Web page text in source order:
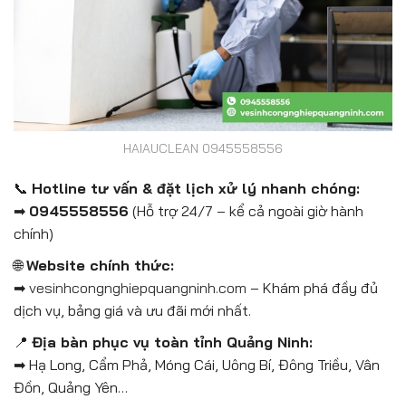
HAIAUCLEAN 0945558556
📞 Hotline tư vấn & đặt lịch xử lý nhanh chóng:
➡ 0945558556 (Hỗ trợ 24/7 – kể cả ngoài giờ hành
chính)
🌐Website chính thức:
➡ vesinhcongnghiepquangninh.com – Khám phá đầy đủ
dịch vụ, bảng giá và ưu đãi mới nhất.
📍 Địa bàn phục vụ toàn tỉnh Quảng Ninh:
➡ Hạ Long, Cẩm Phả, Móng Cái, Uông Bí, Đông Triều, Vân
Đồn, Quảng Yên…